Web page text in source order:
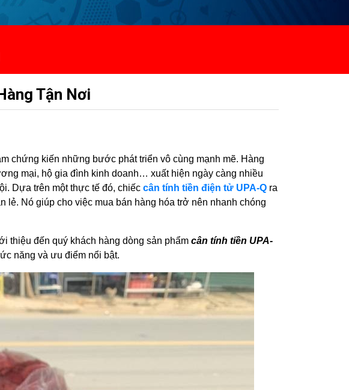
Tận Nơi
chứng kiến những bước phát triển vô cùng mạnh mẽ. Hàng
mại, hộ gia đình kinh doanh… xuất hiện ngày càng nhiều
Dựa trên một thực tế đó, chiếc cân tính tiền điện tử UPA-Qra
Nó giúp cho việc mua bán hàng hóa trở nên nhanh chóng
thiệu đến quý khách hàng dòng sản phẩm cân tính tiền UPA-
năng và ưu điểm nổi bật.